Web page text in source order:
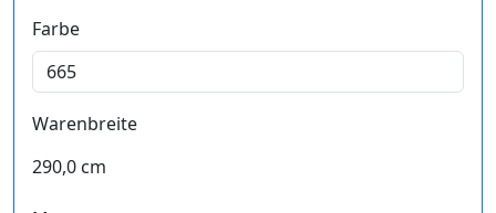
Farbe
Warenbreite
290,0 cm